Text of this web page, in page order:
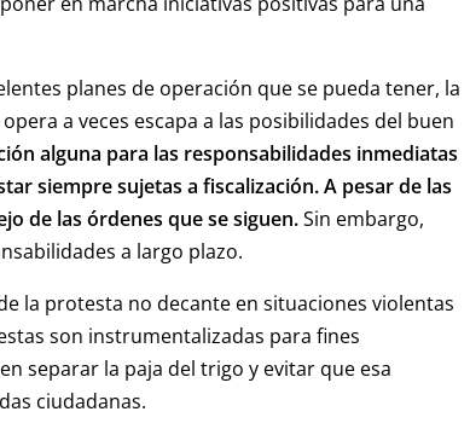
planes de operación que se pueda tener, la
a veces escapa a las posibilidades del buen
alguna para las responsabilidades inmediatas
siempre sujetas a fiscalización. A pesar de las
de las órdenes que se siguen.Sin embargo,
a largo plazo.
la protesta no decante en situaciones violentas
son instrumentalizadas para fines
separar la paja del trigo y evitar que esa
ciudadanas.